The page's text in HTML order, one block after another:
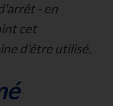
- en
cet
d'être utilisé.